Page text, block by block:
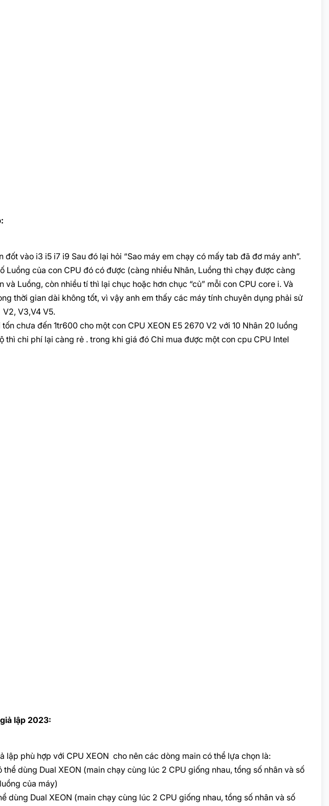
vào i3 i5 i7 i9 Sau đó lại hỏi “Sao máy em chạy có mấy tab đã đơ máy anh”.
Luồng của con CPU đó có được (càng nhiều Nhân, Luồng thì chạy được càng
Luồng, còn nhiều tí thì lại chục hoặc hơn chục “củ” mỗi con CPU core i. Và
thời gian dài không tốt, vì vậy anh em thấy các máy tính chuyên dụng phải sử
V3,V4 V5.
chưa đến 1tr600 cho một con CPU XEON E5 2670 V2 với 10 Nhân 20 luồng
chi phí lại càng rẻ . trong khi giá đó Chỉ mua được một con cpu CPU Intel
lập 2023:
lập phù hợp với CPU XEON cho nên các dòng main có thể lựa chọn là:
dùng Dual XEON (main chạy cùng lúc 2 CPU giống nhau, tổng số nhân và số
của máy)
dùng Dual XEON (main chạy cùng lúc 2 CPU giống nhau, tổng số nhân và số